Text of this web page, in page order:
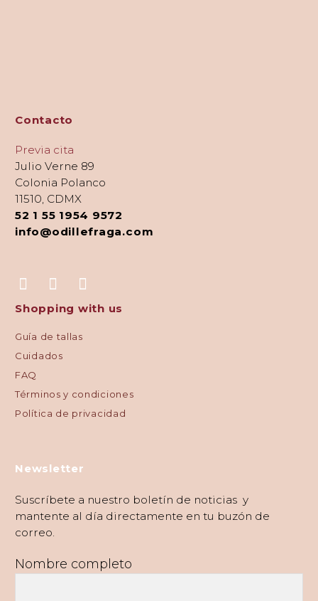
Contacto
Previa cita
Julio Verne 89
Colonia Polanco
11510, CDMX
52 1 55 1954 9572
info@odillefraga.com
Shopping with us
Guía de tallas
Cuidados
FAQ
Términos y condiciones
Política de privacidad
Newsletter
Suscríbete a nuestro boletín de noticias y
mantente al día directamente en tu buzón de
correo.
Nombre completo